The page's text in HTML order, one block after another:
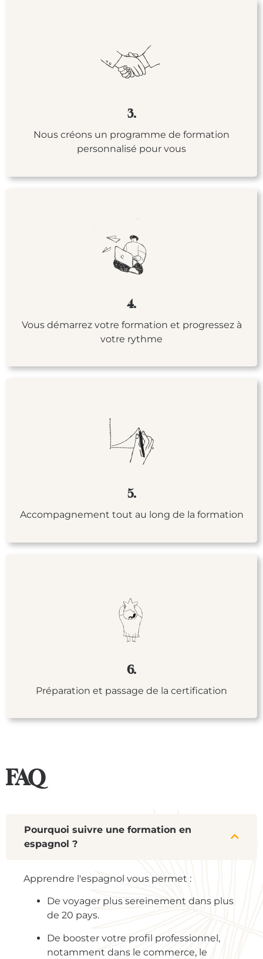
3.
Nous créons un programme de formation
personnalisé pour vous
4.
Vous démarrez votre formation et progressez à
votre rythme
5.
Accompagnement tout au long de la formation
6.
Préparation et passage de la certification
FAQ
Pourquoi suivre une formation en
espagnol ?
Apprendre l'espagnol vous permet :
De voyager plus sereinement dans plus
de 20 pays.
De booster votre profil professionnel,
notamment dans le commerce, le